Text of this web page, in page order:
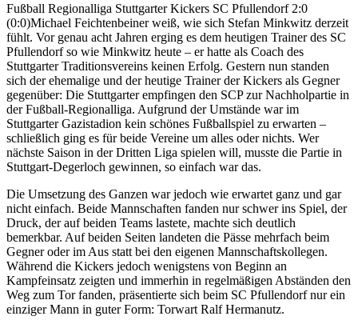
Fußball Regionalliga Stuttgarter Kickers SC Pfullendorf 2:0
(0:0)Michael Feichtenbeiner weiß, wie sich Stefan Minkwitz derzeit
fühlt. Vor genau acht Jahren erging es dem heutigen Trainer des SC
Pfullendorf so wie Minkwitz heute – er hatte als Coach des
Stuttgarter Traditionsvereins keinen Erfolg. Gestern nun standen
sich der ehemalige und der heutige Trainer der Kickers als Gegner
gegenüber: Die Stuttgarter empfingen den SCP zur Nachholpartie in
der Fußball-Regionalliga. Aufgrund der Umstände war im
Stuttgarter Gazistadion kein schönes Fußballspiel zu erwarten –
schließlich ging es für beide Vereine um alles oder nichts. Wer
nächste Saison in der Dritten Liga spielen will, musste die Partie in
Stuttgart-Degerloch gewinnen, so einfach war das.
Die Umsetzung des Ganzen war jedoch wie erwartet ganz und gar
nicht einfach. Beide Mannschaften fanden nur schwer ins Spiel, der
Druck, der auf beiden Teams lastete, machte sich deutlich
bemerkbar. Auf beiden Seiten landeten die Pässe mehrfach beim
Gegner oder im Aus statt bei den eigenen Mannschaftskollegen.
Während die Kickers jedoch wenigstens von Beginn an
Kampfeinsatz zeigten und immerhin in regelmäßigen Abständen den
Weg zum Tor fanden, präsentierte sich beim SC Pfullendorf nur ein
einziger Mann in guter Form: Torwart Ralf Hermanutz.